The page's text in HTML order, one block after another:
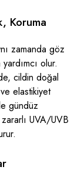
Koruma
zamanda göz
olur.
cildin doğal
elastikiyet
gündüz
UVA/UVB